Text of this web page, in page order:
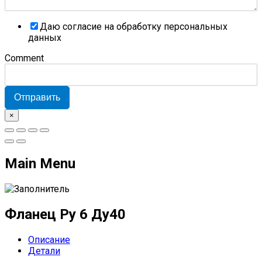
Даю согласие на обработку персональных
данных
Comment
Отправить
×
Main Menu
Фланец Ру 6 Ду40
Описание
Детали